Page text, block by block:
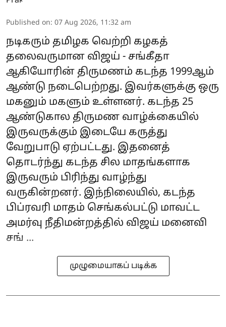
Published on: 07 Aug 2026, 11:32 am
நடிகரும் தமிழக வெற்றி கழகத்
தலைவருமான விஜய் - சங்கீதா
ஆகியோரின் திருமணம் கடந்த 1999ஆம்
ஆண்டு நடைபெற்றது. இவர்களுக்கு ஒரு
மகனும் மகளும் உள்ளனர். கடந்த 25
ஆண்டுகால திருமண வாழ்க்கையில்
இருவருக்கும் இடையே கருத்து
வேறுபாடு ஏற்பட்டது. இதனைத்
தொடர்ந்து கடந்த சில மாதங்களாக
இருவரும் பிரிந்து வாழ்ந்து
வருகின்றனர். இந்நிலையில், கடந்த
பிப்ரவரி மாதம் செங்கல்பட்டு மாவட்ட
அமர்வு நீதிமன்றத்தில் விஜய் மனைவி
சங் ...
முழுமையாகப் படிக்க